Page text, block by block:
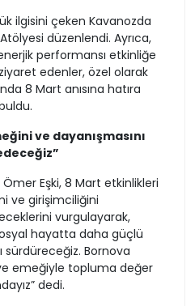
ilgisini çeken Kavanozda
düzenlendi. Ayrıca,
performansı etkinliğe
edenler, özel olarak
8 Mart anısına hatıra
ve dayanışmasını
Eşki, 8 Mart etkinlikleri
ve girişimciliğini
vurgulayarak,
hayatta daha güçlü
sürdüreceğiz. Bornova
emeğiyle topluma değer
dedi.